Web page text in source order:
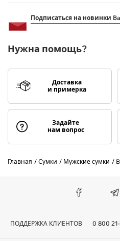
Подписаться на новинки
Нужна помощь?
Доставка
и примерка
Задайте
нам вопрос
Главная Сумки Мужские сумки
ПОДДЕРЖКА КЛИЕНТОВ 0 800